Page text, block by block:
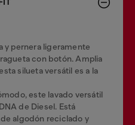
y pernera ligeramente
con botón. Amplia
silueta versátil es a la
este lavado versátil
de Diesel. Está
algodón reciclado y